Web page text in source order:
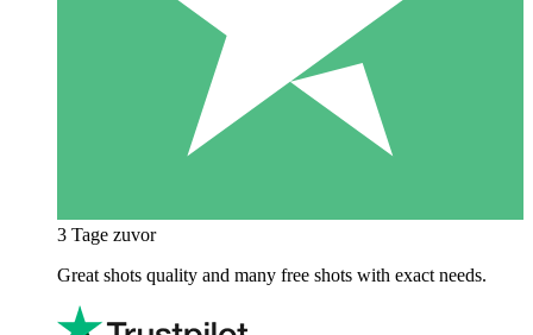
3 Tage zuvor
Great shots quality and many free shots with exact needs.